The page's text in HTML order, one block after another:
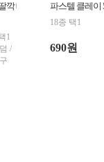
깍 테트
1
/
파스텔 클레이
18종 택1
690원